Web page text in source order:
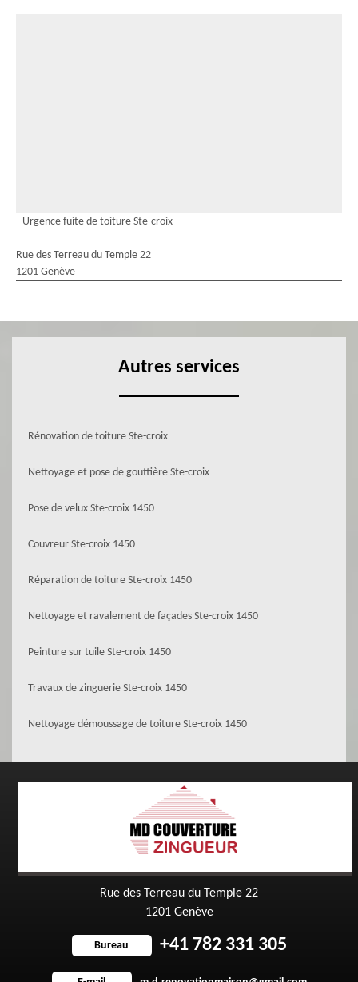
Urgence fuite de toiture Ste-croix
Rue des Terreau du Temple 22
1201 Genève
Autres services
Rénovation de toiture Ste-croix
Nettoyage et pose de gouttière Ste-croix
Pose de velux Ste-croix 1450
Couvreur Ste-croix 1450
Réparation de toiture Ste-croix 1450
Nettoyage et ravalement de façades Ste-croix 1450
Peinture sur tuile Ste-croix 1450
Travaux de zinguerie Ste-croix 1450
Nettoyage démoussage de toiture Ste-croix 1450
Rue des Terreau du Temple 22
1201 Genève
Bureau +41 782 331 305